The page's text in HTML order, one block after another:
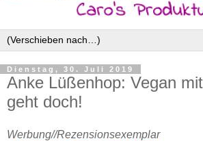
Dienstag, 30. Juli 2019
Anke Lüßenhop: Vegan
geht doch!
Werbung//Rezensionsexemplar